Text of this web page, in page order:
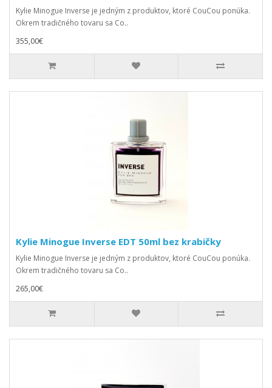
Kylie Minogue Inverse je jedným z produktov, ktoré CouCou ponúka.
Okrem tradičného tovaru sa Co..
355,00€
Kylie Minogue Inverse EDT 50ml bez krabičky
Kylie Minogue Inverse je jedným z produktov, ktoré CouCou ponúka.
Okrem tradičného tovaru sa Co..
265,00€